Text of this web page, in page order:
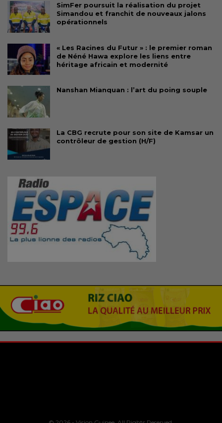
SimFer poursuit la réalisation du projet
Simandou et franchit de nouveaux jalons
opérationnels
« Les Racines du Futur » : le premier roman
de Néné Hawa explore les liens entre
héritage africain et modernité
Nanshan Mianquan : l’art du poing souple
La CBG recrute pour son site de Kamsar un
contrôleur de gestion (H/F)